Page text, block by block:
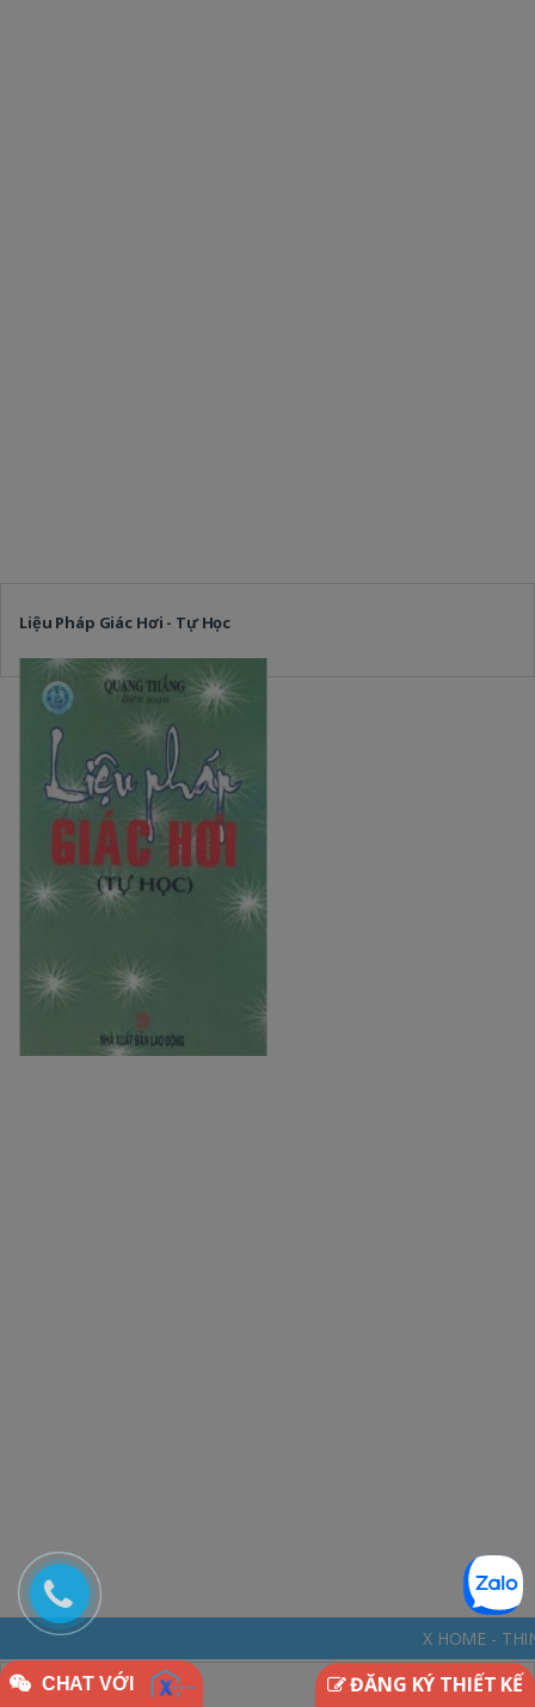
Liệu Pháp Giác Hơi - Tự Học
ĐĂNG KÝ THIẾT KẾ
CHAT VỚI
X HOME -